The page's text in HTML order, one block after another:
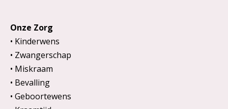
Onze Zorg
Kinderwens
Zwangerschap
Miskraam
Bevalling
Geboortewens